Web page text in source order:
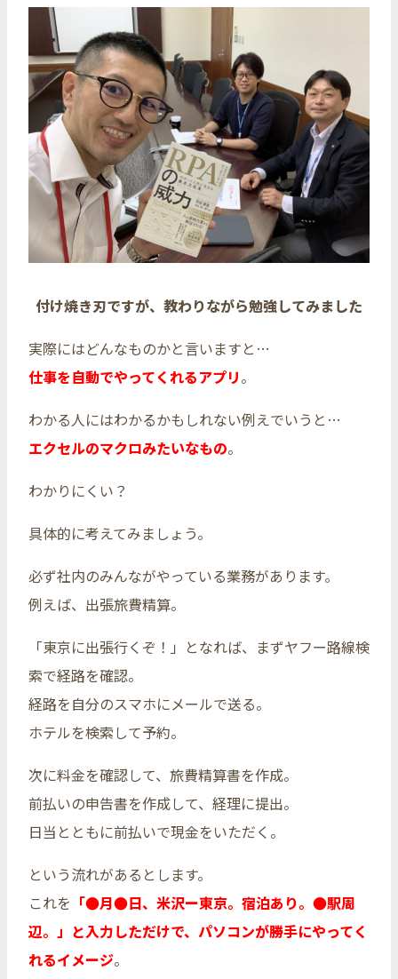
付け焼き刃ですが、教わりながら勉強してみました
実際にはどんなものかと言いますと…
仕事を自動でやってくれるアプリ。
わかる人にはわかるかもしれない例えでいうと…
エクセルのマクロみたいなもの。
わかりにくい？
具体的に考えてみましょう。
必ず社内のみんながやっている業務があります。
例えば、出張旅費精算。
「東京に出張行くぞ！」となれば、まずヤフー路線検
索で経路を確認。
経路を自分のスマホにメールで送る。
ホテルを検索して予約。
次に料金を確認して、旅費精算書を作成。
前払いの申告書を作成して、経理に提出。
日当とともに前払いで現金をいただく。
という流れがあるとします。
これを 「●月●日、米沢ー東京。宿泊あり。●駅周
辺。」と入力しただけで、パソコンが勝手にやってく
れるイメージ。